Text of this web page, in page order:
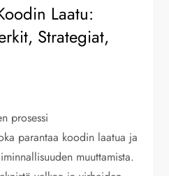
Laatu:
Strategiat,
prosessi
parantaa koodin laatua ja
muuttamista.